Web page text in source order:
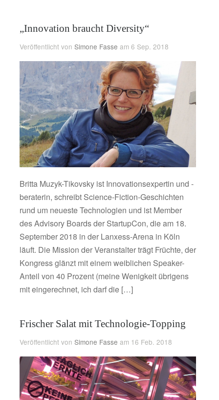
„Innovation braucht Diversity“
Veröffentlicht von Simone Fasse am 6 Sep. 2018
Britta Muzyk-Tikovsky ist Innovationsexpertin und -
beraterin, schreibt Science-Fiction-Geschichten
rund um neueste Technologien und ist Member
des Advisory Boards der StartupCon, die am 18.
September 2018 in der Lanxess-Arena in Köln
läuft. Die Mission der Veranstalter trägt Früchte, der
Kongress glänzt mit einem weiblichen Speaker-
Anteil von 40 Prozent (meine Wenigkeit übrigens
mit eingerechnet, ich darf die […]
Frischer Salat mit Technologie-Topping
Veröffentlicht von Simone Fasse am 16 Feb. 2018